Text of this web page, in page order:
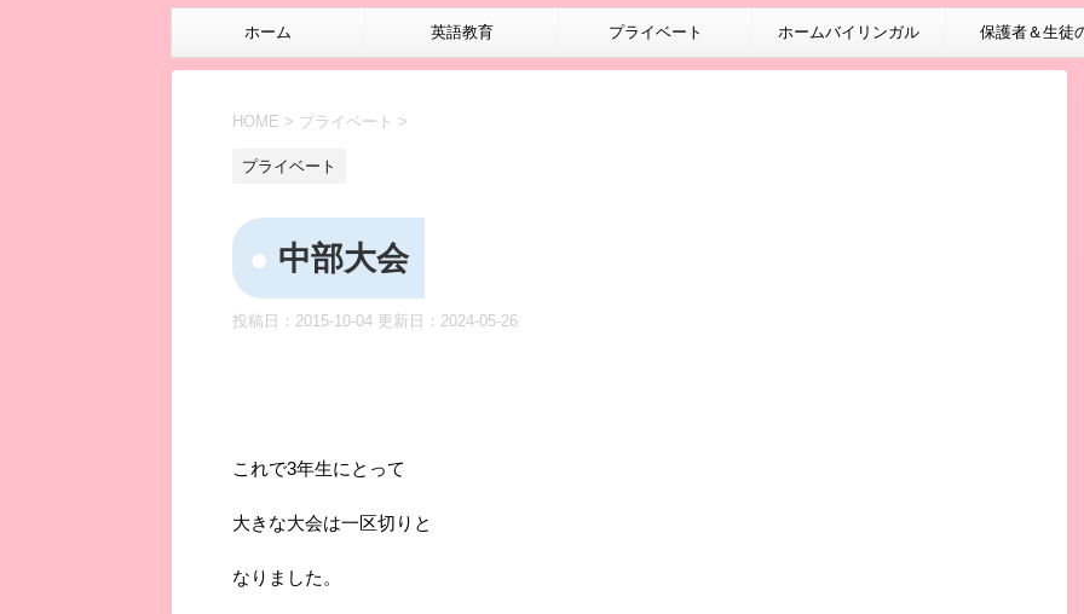
ホーム 英語教育 プライベート ホームバイリンガル 保護者＆生徒
HOME > プライベート >
プライベート
中部大会
投稿日：2015-10-04 更新日： 2024-05-26
これで3年生にとって
大きな大会は一区切りと
なりました。